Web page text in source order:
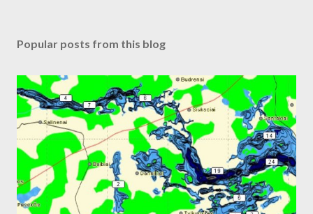
Popular posts from this blog